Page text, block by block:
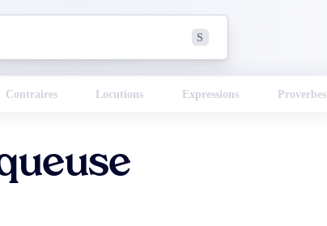
S
Contraires Locutions Expressions Proverbes